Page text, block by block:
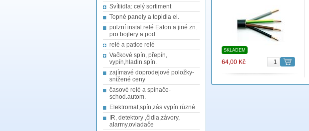
Svítiidla: celý sortiment
Topné panely a topidla el.
pulzní instal.relé Eaton a jiné zn.
pro bojlery a pod.
relé a patice relé
Vačkové spín, přepín,
vypín,hladin.spín.
zajímavé doprodejové položky-
snížené ceny
časové relé a spínače-
schod.autom.
Elektromat,spín,zás vypín různé
IR, detektory ,čidla,závory,
alarmy,ovladače
SKLADEM
64,00 Kč